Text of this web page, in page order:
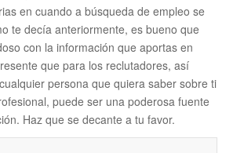
en cuando a búsqueda de empleo se
te decía anteriormente, es bueno que
con la información que aportas en
que para los reclutadores, así
persona que quiera saber sobre ti
puede ser una poderosa fuente
Haz que se decante a tu favor.